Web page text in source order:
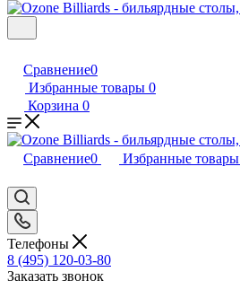
Сравнение0
Избранные товары 0
Корзина 0
Сравнение0 Избранные товары
Телефоны
8 (495) 120-03-80
Заказать звонок